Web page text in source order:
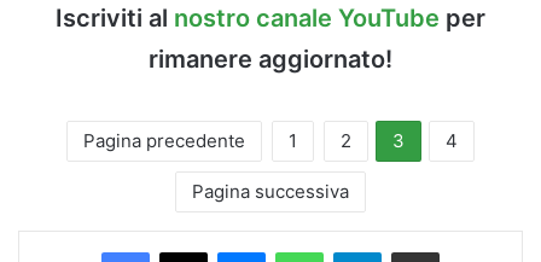
Iscriviti al nostro canale YouTube per
rimanere aggiornato!
Pagina precedente 1 2 3 4
Pagina successiva
Facebook
X MessengerWhatsAppTelegramCondividi via Email